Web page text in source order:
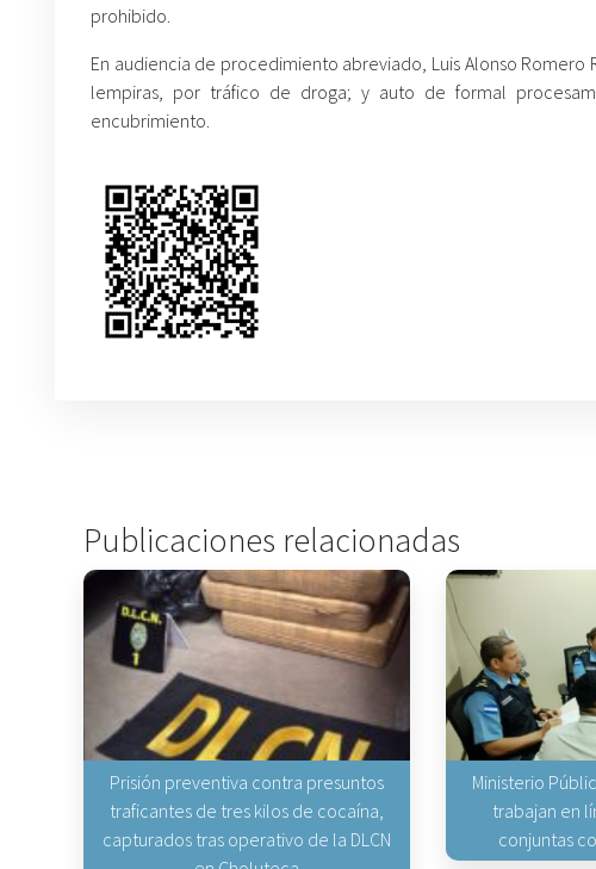
prohibido.
En audiencia de procedimiento abreviado, Luis Alonso
lempiras, por tráfico de droga; y auto de formal
encubrimiento.
Publicaciones relacionadas
Prisión preventiva contra presuntos
traficantes de tres kilos de cocaína,
capturados tras operativo de la DLCN
Ministerio
trabajan en
conjuntas